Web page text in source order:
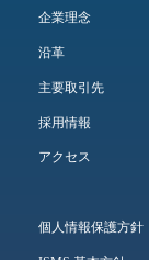
企業理念
沿革
主要取引先
採用情報
アクセス
個人情報保護方針